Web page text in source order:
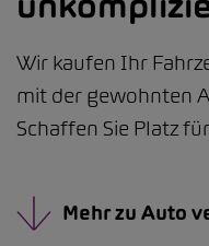
Wir kaufen Ihr
mit der gewohnten
Schaffen Sie Platz
Mehr zu Auto